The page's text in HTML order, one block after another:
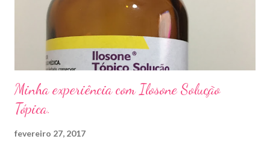
sapato fechado e apertado . E utilizei o Ciclopirox olamina que é
um agente antifúngico sintético para tratamento dermatológico
Minha experiência com Ilosone Solução
Tópica.
fevereiro 27, 2017